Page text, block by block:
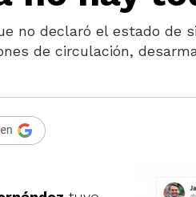
no declaró el estado de
de circulación,